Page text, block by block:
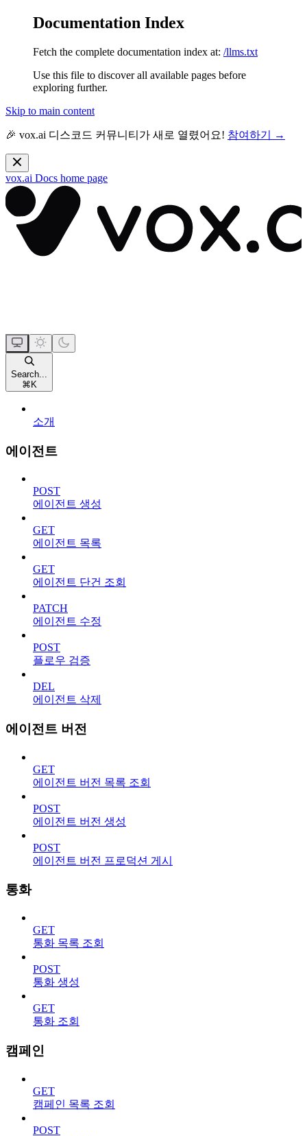
Documentation Index
Fetch the complete documentation index at: /llms.txt
Use this file to discover all available pages before
exploring further.
Skip to main content
🎉 vox.ai 디스코드 커뮤니티가 새로 열렸어요! 참여하기 →
vox.ai Docs home page
Search...
⌘ K
소개
에이전트
POST
에이전트 생성
GET
에이전트 목록
GET
에이전트 단건 조회
PATCH
에이전트 수정
POST
플로우 검증
DEL
에이전트 삭제
에이전트 버전
GET
에이전트 버전 목록 조회
POST
에이전트 버전 생성
POST
에이전트 버전 프로덕션 게시
통화
GET
통화 목록 조회
POST
통화 생성
GET
통화 조회
캠페인
GET
캠페인 목록 조회
POST